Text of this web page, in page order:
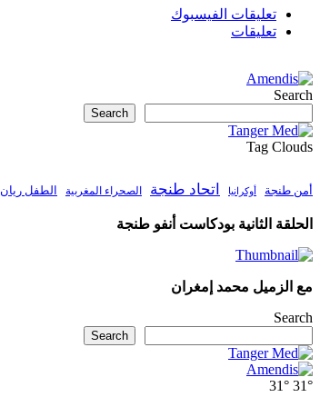
تعليقات الفيسبوك
تعليقات
Search
Search
Tag Clouds
أمن طنجة أوكرانيا اتحاد طنجة الصحراء المغربية الطفل ريان
الحلقة الثانية بودكاست أنفو طنجة
مع الزميل محمد إمغران
Search
Search
31°
31°